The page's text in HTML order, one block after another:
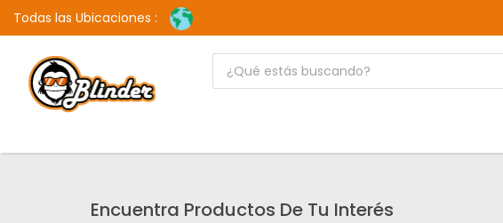
Todas las Ubicaciones :
Encuentra Productos De Tu Interés